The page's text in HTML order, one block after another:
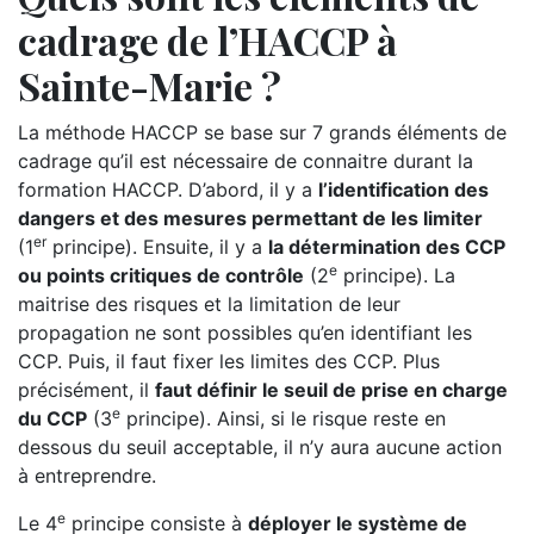
cadrage de l’HACCP à
Sainte-Marie ?
La méthode HACCP se base sur 7 grands éléments de
cadrage qu’il est nécessaire de connaitre durant la
formation HACCP. D’abord, il y a l’identification des
dangers et des mesures permettant de les limiter
(1erprincipe). Ensuite, il y a la détermination des CCP
ou points critiques de contrôle (2e principe). La
maitrise des risques et la limitation de leur
propagation ne sont possibles qu’en identifiant les
CCP. Puis, il faut fixer les limites des CCP. Plus
précisément, il faut définir le seuil de prise en charge
du CCP (3e principe). Ainsi, si le risque reste en
dessous du seuil acceptable, il n’y aura aucune action
à entreprendre.
Le 4e principe consiste à déployer le système de